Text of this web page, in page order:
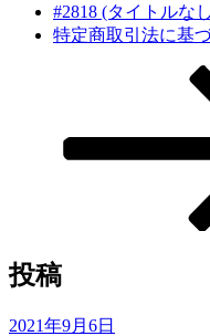
#2818 (タイトルな
特定商取引法に基
投稿
投
2021年9月6日